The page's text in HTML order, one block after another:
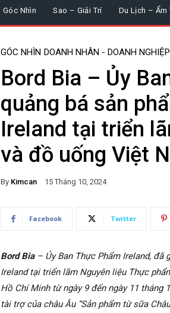
Góc Nhìn Sao – Giải Trí Du Lịch – Ẩm
GÓC NHÌN DOANH NHÂN - DOANH NGHIỆP
Bord Bia – Ủy
quảng bá sản
Ireland tại triển
và đồ uống Việt
By Kimcan 15 Tháng 10, 2024
Facebook Twitter
Bord Bia– Ủy Ban Thực Phẩm Ireland, đã
Ireland tại triển lãm Nguyên liệu Thực
Hồ Chí Minh từ ngày 9 đến ngày 11
tài trợ của châu Âu “Sản phẩm từ sữa